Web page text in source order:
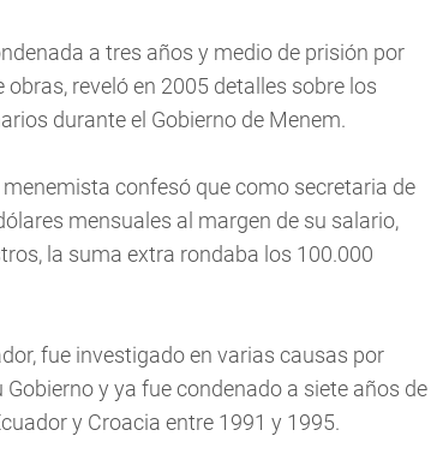
a tres años y medio de prisión por
reveló en 2005 detalles sobre los
durante el Gobierno de Menem.
confesó que como secretaria de
mensuales al margen de su salario,
la suma extra rondaba los 100.000
fue investigado en varias causas por
y ya fue condenado a siete años de
y Croacia entre 1991 y 1995.